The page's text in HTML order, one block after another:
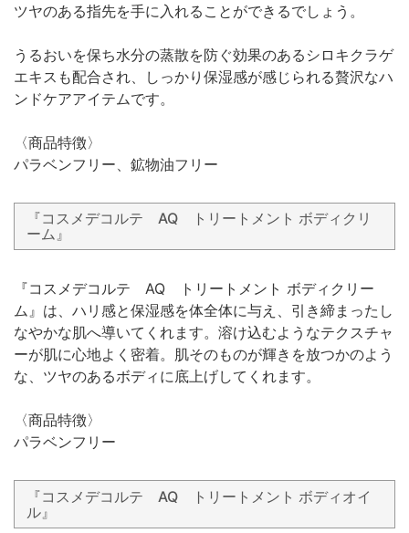
ツヤのある指先を手に入れることができるでしょう。
うるおいを保ち水分の蒸散を防ぐ効果のあるシロキクラゲ
エキスも配合され、しっかり保湿感が感じられる贅沢なハ
ンドケアアイテムです。
〈商品特徴〉
パラベンフリー、鉱物油フリー
『コスメデコルテ AQ トリートメント ボディクリ
ーム』
『コスメデコルテ AQ トリートメント ボディクリー
ム』は、ハリ感と保湿感を体全体に与え、引き締まったし
なやかな肌へ導いてくれます。溶け込むようなテクスチャ
ーが肌に心地よく密着。肌そのものが輝きを放つかのよう
な、ツヤのあるボディに底上げしてくれます。
〈商品特徴〉
パラベンフリー
『コスメデコルテ AQ トリートメント ボディオイ
ル』